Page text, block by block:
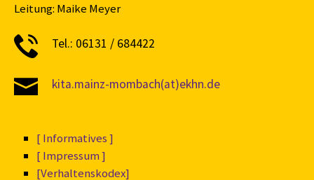
Leitung: Maike Meyer
Tel.: 06131 / 684422
kita.mainz-mombach(at)ekhn.de
[ Informatives ]
[ Impressum ]
[Verhaltenskodex]